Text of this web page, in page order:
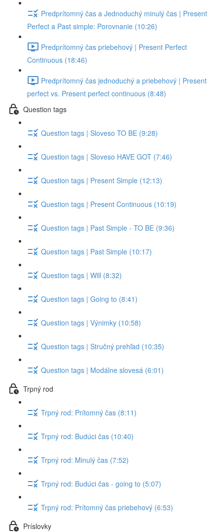
Predprítomný čas a Jednoduchý minulý čas | Present
Perfect a Past simple: Porovnanie (10:26)
Predprítomný čas priebehový | Present Perfect
Continuous (18:46)
Predprítomný čas jednoduchý a priebehový | Present
perfect vs. Present perfect continuous (8:48)
Question tags
Question tags | Sloveso TO BE (9:28)
Question tags | Sloveso HAVE GOT (7:46)
Question tags | Present Simple (12:13)
Question tags | Present Continuous (10:19)
Question tags | Past Simple - TO BE (9:36)
Question tags | Past Simple (10:17)
Question tags | Will (8:32)
Question tags | Going to (8:41)
Question tags | Výnimky (10:58)
Question tags | Stručný prehľad (10:35)
Question tags | Modálne slovesá (6:01)
Trpný rod
Trpný rod: Prítomný čas (8:11)
Trpný rod: Budúci čas (10:40)
Trpný rod: Minulý čas (7:52)
Trpný rod: Budúci čas - going to (5:07)
Trpný rod: Prítomný čas priebehový (6:53)
Príslovky